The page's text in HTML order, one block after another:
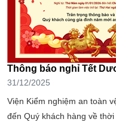
Thông báo nghỉ Tết
31/12/2025
Viện Kiểm nghiệm an toàn
đến Quý khách hàng về